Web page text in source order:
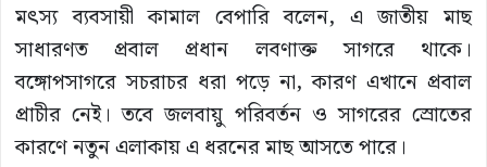
মৎস্য ব্যবসায়ী কামাল বেপারি বলেন, এ জাতীয় মাছ
সাধারণত প্রবাল প্রধান লবণাক্ত সাগরে থাকে।
বঙ্গোপসাগরে সচরাচর ধরা পড়ে না, কারণ এখানে প্রবাল
প্রাচীর নেই। তবে জলবায়ু পরিবর্তন ও সাগরের স্রোতের
কারণে নতুন এলাকায় এ ধরনের মাছ আসতে পারে।